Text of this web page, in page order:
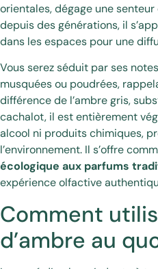
orientales, dégage une
depuis des générations, il
dans les espaces pour une
Vous serez séduit par ses
musquées ou poudrées,
différence de l’ambre gris,
cachalot, il est entièrement
alcool ni produits chimiques,
l’environnement. Il s’offre
écologique aux parfums
expérience olfactive
Comment
d’ambre au